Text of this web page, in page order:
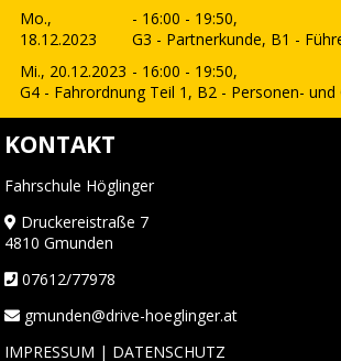
Mo.,
18.12.2023
- 16:00 - 19:50,
G3 - Partnerkunde, B1 -
Mi., 20.12.2023 - 16:00 - 19:50,
G4 - Fahrordnung Teil 1, B2 - Personen-
KONTAKT
Fahrschule Höglinger
Druckereistraße 7
4810 Gmunden
07612/77978
gmunden@drive-hoeglinger.at
IMPRESSUM | DATENSCHUTZ